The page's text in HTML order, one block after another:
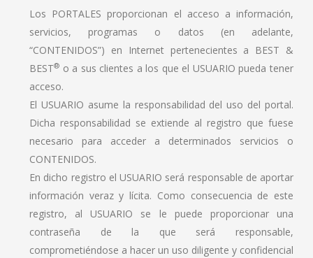
Los PORTALES proporcionan el acceso a información,
servicios, programas o datos (en adelante,
“CONTENIDOS”) en Internet pertenecientes a BEST &
BEST® o a sus clientes a los que el USUARIO pueda tener
acceso.
El USUARIO asume la responsabilidad del uso del portal.
Dicha responsabilidad se extiende al registro que fuese
necesario para acceder a determinados servicios o
CONTENIDOS.
En dicho registro el USUARIO será responsable de aportar
información veraz y lícita. Como consecuencia de este
registro, al USUARIO se le puede proporcionar una
contraseña de la que será responsable,
comprometiéndose a hacer un uso diligente y confidencial